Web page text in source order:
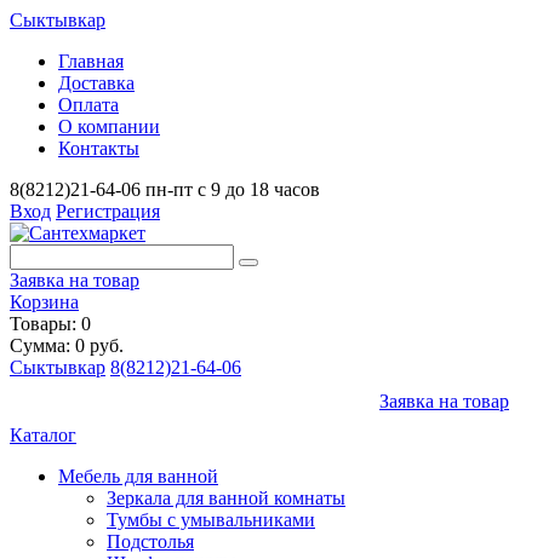
Сыктывкар
Главная
Доставка
Оплата
О компании
Контакты
8(8212)21-64-06 пн-пт с 9 до 18 часов
Вход Регистрация
Заявка на товар
Корзина
Товары: 0
Сумма: 0 руб.
Сыктывкар 8(8212)21-64-06
Заявка на товар
Каталог
Мебель для ванной
Зеркала для ванной комнаты
Тумбы с умывальниками
Подстолья